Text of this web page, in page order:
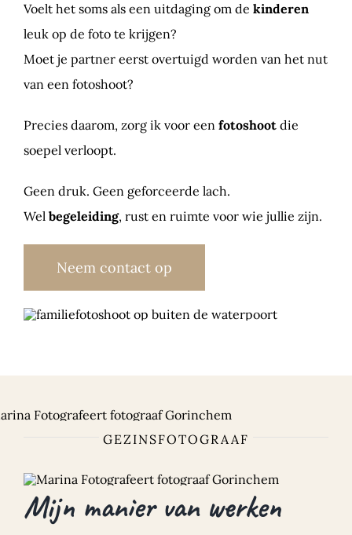
Voelt het soms als een uitdaging om de kinderen
leuk op de foto te krijgen?
Moet je partner eerst overtuigd worden van het nut
van een fotoshoot?
Precies daarom, zorg ik voor een fotoshoot die
soepel verloopt.
Geen druk. Geen geforceerde lach.
Wel begeleiding, rust en ruimte voor wie jullie zijn.
Neem contact op
GEZINSFOTOGRAAF
Mijn manier van werken